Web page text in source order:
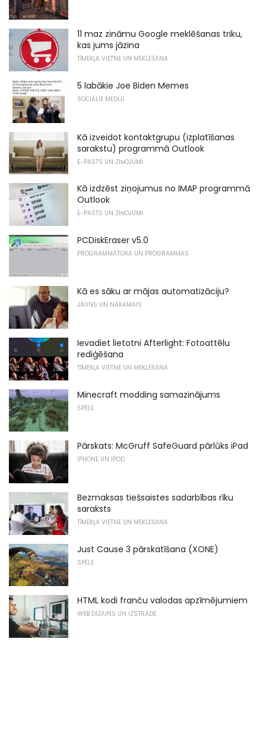
11 maz zināmu Google meklēšanas triku,
kas jums jāzina
TĪMEKĻA VIETNE UN MEKLĒŠANA
5 labākie Joe Biden Memes
SOCIĀLIE MĒDIJI
Kā izveidot kontaktgrupu (izplatīšanas
sarakstu) programmā Outlook
E-PASTS UN ZIŅOJUMI
Kā izdzēst ziņojumus no IMAP programmā
Outlook
E-PASTS UN ZIŅOJUMI
PCDiskEraser v5.0
PROGRAMMATŪRA UN PROGRAMMAS
Kā es sāku ar mājas automatizāciju?
JAUNS UN NĀKAMAIS
Ievadiet lietotni Afterlight: Fotoattēlu
rediģēšana
TĪMEKĻA VIETNE UN MEKLĒŠANA
Minecraft modding samazinājums
SPĒLE
Pārskats: McGruff SafeGuard pārlūks iPad
IPHONE UN IPOD
Bezmaksas tiešsaistes sadarbības rīku
saraksts
TĪMEKĻA VIETNE UN MEKLĒŠANA
Just Cause 3 pārskatīšana (XONE)
SPĒLE
HTML kodi franču valodas apzīmējumiem
WEB DIZAINS UN IZSTRĀDE